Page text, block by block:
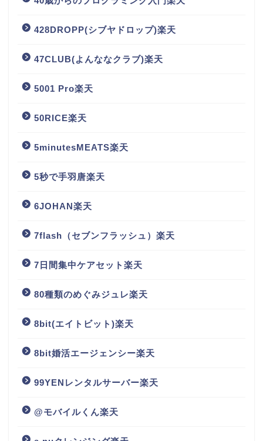
428DROPP(シブヤドロップ)楽天
47CLUB(よんななクラブ)楽天
5001 Pro楽天
50RICE楽天
5minutesMEATS楽天
5秒で手羽唐楽天
6JOHAN楽天
7flash（セブンフラッシュ）楽天
7日間集中ケアセット楽天
80種類のめぐみジュレ楽天
8bit(エイトビット)楽天
8bit婚活エージェンシー楽天
99YENレンタルサーバー楽天
@モバイルくん楽天